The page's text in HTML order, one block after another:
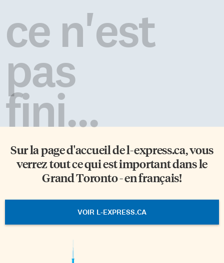
ce n'est
pas
fini...
Sur la page d'accueil del-express.ca, vous
verrez tout ce qui est important dans le
Grand Toronto - en français!
VOIR L-EXPRESS.CA